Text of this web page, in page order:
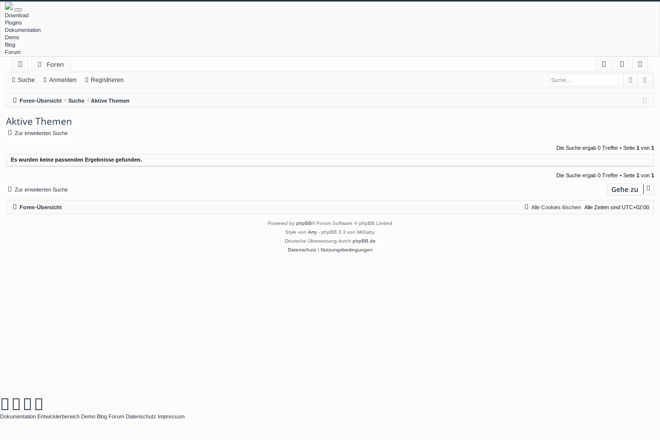
Download
Plugins
Dokumentation
Demo
Blog
Forum
ch
ne
llz
ug
f
Foren
Q
m
el
eg
ist
rie
Suche Anmelden Registrieren Suche
Foren-Übersicht Suche Aktive Themen
Aktive Themen
Zur erweiterten Suche
Die Suche ergab 0 Treffer • Seite 1 von 1
Es wurden keine passenden Ergebnisse gefunden.
Die Suche ergab 0 Treffer • Seite 1 von 1
Zur erweiterten Suche Gehe zu
Foren-Übersicht Alle Zeiten sind UTC+02:00
Alle Cookies löschen
Powered by phpBB® Forum Software © phpBB Limited
Style von Arty - phpBB 3.3 von MrGaby
Deutsche Übersetzung durch phpBB.de
Datenschutz| Nutzungsbedingungen
Dokumentation Entwicklerbereich Demo Blog Forum Datenschutz Impressum